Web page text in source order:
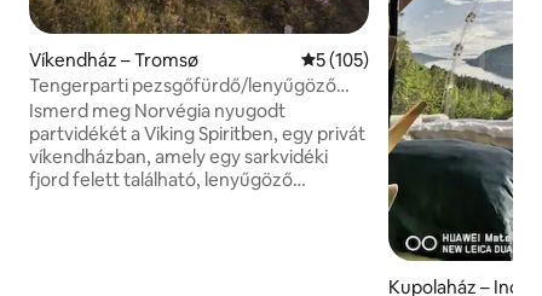
Víkendház – Tromsø Átlagos értékelés: 5/5, 105
5 (105)
Tengerparti pezsgőfürdő/lenyűgöző
kilátás a fjordra/privát
Ismerd meg Norvégia nyugodt
partvidékét a Viking Spiritben, egy privát
víkendházban, amely egy sarkvidéki
fjord felett található, lenyűgöző
Kupolaház –